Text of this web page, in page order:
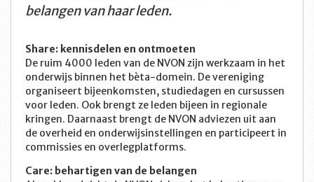
belangen van haar leden.
Share: kennisdelen en ontmoeten
De ruim 4000 leden van de NVON zijn werkzaam in het
onderwijs binnen het bèta-domein. De vereniging
organiseert bijeenkomsten, studiedagen en cursussen
voor leden. Ook brengt ze leden bijeen in regionale
kringen. Daarnaast brengt de NVON adviezen uit aan
de overheid en onderwijsinstellingen en participeert in
commissies en overlegplatforms.
Care: behartigen van de belangen